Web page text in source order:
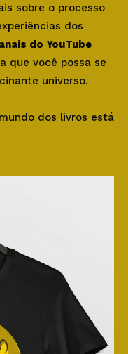
sobre o processo
dos
do YouTube
que você possa se
universo.
dos livros está